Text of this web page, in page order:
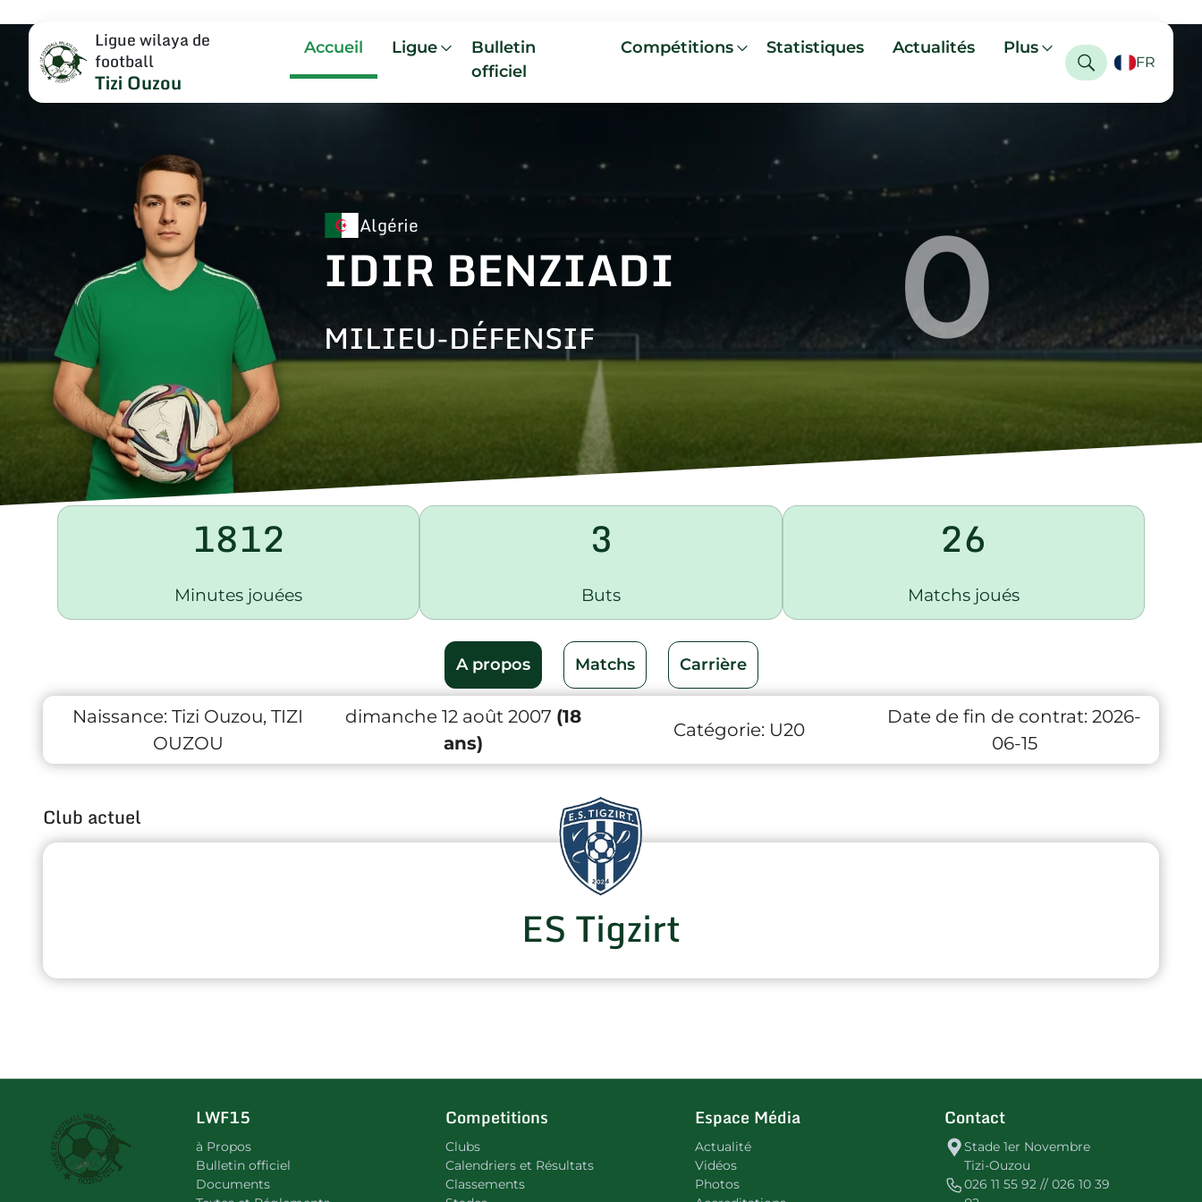
Ligue wilaya de
football
Tizi Ouzou
Accueil Ligue
Bulletin
officiel
Compétitions Statistiques Actualités Plus
FR
Algérie
IDIR BENZIADI
MILIEU-DÉFENSIF 0
1812
Minutes jouées
3
Buts
26
Matchs joués
A propos Matchs Carrière
Naissance: Tizi Ouzou, TIZI
OUZOU
dimanche 12 août 2007 (18
ans)
Catégorie: U20
Date de fin de contrat: 2026-
06-15
Club actuel
ES Tigzirt
LWF15
à Propos
Bulletin officiel
Documents
Competitions
Clubs
Calendriers et Résultats
Classements
Espace Média
Actualité
Vidéos
Photos
Contact
Stade 1er Novembre
Tizi-Ouzou
026 11 55 92 // 026 10 39